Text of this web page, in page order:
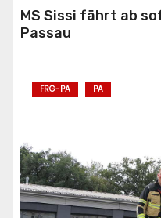
MS Sissi fährt ab
Passau
FRG-PA PA